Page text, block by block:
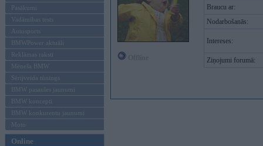
Pasākumi
Vadāmības tests
Autosports
BMWPower aktuāli
Reklāmas raksti
Mēneša BMW
Sērijveida tūnings
BMW pasaules jaunumi
BMW koncepti
BMW konkurentu jaunumi
Moto
Online
Braucu ar:
Nodarbošanās:
Intereses:
Ziņojumi forumā: